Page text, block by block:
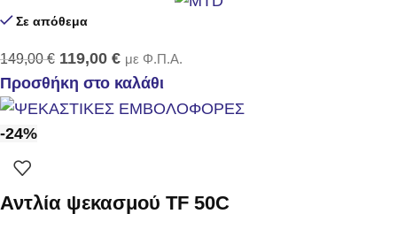
Σε απόθεμα
149,00€ 119,00 € με Φ.Π.Α.
Προσθήκη στο καλάθι
-24%
Αντλία ψεκασμού TF 50C